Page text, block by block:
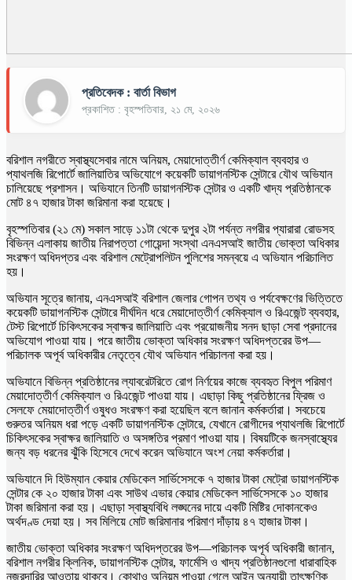
প্রতিবেদক : বার্তা বিভাগ
প্রকাশিত : বৃহস্পতিবার, ২১ মে, ২০২৬
বরিশাল নগরীতে স্বাস্থ্যসেবার নামে অনিয়ম, মেয়াদোত্তীর্ণ কেমিক্যাল ব্যবহার ও
প্যাথলজি রিপোর্টে জালিয়াতির অভিযোগে কয়েকটি ডায়াগনস্টিক সেন্টারে যৌথ অভিযান
চালিয়েছে প্রশাসন। অভিযানে তিনটি ডায়াগনস্টিক সেন্টার ও একটি খাদ্য প্রতিষ্ঠানকে
মোট ৪৭ হাজার টাকা জরিমানা করা হয়েছে।
বৃহস্পতিবার (২১ মে) সকাল সাড়ে ১১টা থেকে দুপুর ২টা পর্যন্ত নগরীর প্যারারা রোডসহ
বিভিন্ন এলাকায় জাতীয় নিরাপত্তা গোয়েন্দা সংস্থা এনএসআই জাতীয় ভোক্তা অধিকার
সংরক্ষণ অধিদপ্তর এবং বরিশাল মেট্রোপলিটন পুলিশের সমন্বয়ে এ অভিযান পরিচালিত
হয়।
অভিযান সূত্রে জানায়, এনএসআই বরিশাল জেলার গোপন তথ্য ও পর্যবেক্ষণের ভিত্তিতে
কয়েকটি ডায়াগনস্টিক সেন্টারে দীর্ঘদিন ধরে মেয়াদোত্তীর্ণ কেমিক্যাল ও রিএজেন্ট ব্যবহার,
টেস্ট রিপোর্টে চিকিৎসকের স্বাক্ষর জালিয়াতি এবং প্রয়োজনীয় সনদ ছাড়া সেবা প্রদানের
অভিযোগ পাওয়া যায়। পরে জাতীয় ভোক্তা অধিকার সংরক্ষণ অধিদপ্তরের উপ—
পরিচালক অপূর্ব অধিকারীর নেতৃত্বে যৌথ অভিযান পরিচালনা করা হয়।
অভিযানে বিভিন্ন প্রতিষ্ঠানের ল্যাবরেটরিতে রোগ নির্ণয়ের কাজে ব্যবহৃত বিপুল পরিমাণ
মেয়াদোত্তীর্ণ কেমিক্যাল ও রিএজেন্ট পাওয়া যায়। এছাড়া কিছু প্রতিষ্ঠানের ফ্রিজ ও
সেলফে মেয়াদোত্তীর্ণ ওষুধও সংরক্ষণ করা হয়েছিল বলে জানান কর্মকর্তারা। সবচেয়ে
গুরুতর অনিয়ম ধরা পড়ে একটি ডায়াগনস্টিক সেন্টারে, যেখানে রোগীদের প্যাথলজি রিপোর্টে
চিকিৎসকের স্বাক্ষর জালিয়াতি ও অসঙ্গতির প্রমাণ পাওয়া যায়। বিষয়টিকে জনস্বাস্থ্যের
জন্য বড় ধরনের ঝুঁকি হিসেবে দেখে করেন অভিযানে অংশ নেয়া কর্মকর্তারা।
অভিযানে দি হিউম্যান কেয়ার মেডিকেল সার্ভিসেসকে ৭ হাজার টাকা মেট্রো ডায়াগনস্টিক
সেন্টার কে ২০ হাজার টাকা এবং সাউথ এভার কেয়ার মেডিকেল সার্ভিসেসকে ১০ হাজার
টাকা জরিমানা করা হয়। এছাড়া স্বাস্থ্যবিধি লঙ্ঘনের দায়ে একটি মিষ্টির দোকানকেও
অর্থদণ্ড দেয়া হয়। সব মিলিয়ে মোট জরিমানার পরিমাণ দাঁড়ায় ৪৭ হাজার টাকা।
জাতীয় ভোক্তা অধিকার সংরক্ষণ অধিদপ্তরের উপ—পরিচালক অপূর্ব অধিকারী জানান,
বরিশাল নগরীর ক্লিনিক, ডায়াগনস্টিক সেন্টার, ফার্মেসি ও খাদ্য প্রতিষ্ঠানগুলো ধারাবাহিক
নজরদারির আওতায় থাকবে। কোথাও অনিয়ম পাওয়া গেলে আইন অনুযায়ী তাৎক্ষণিক